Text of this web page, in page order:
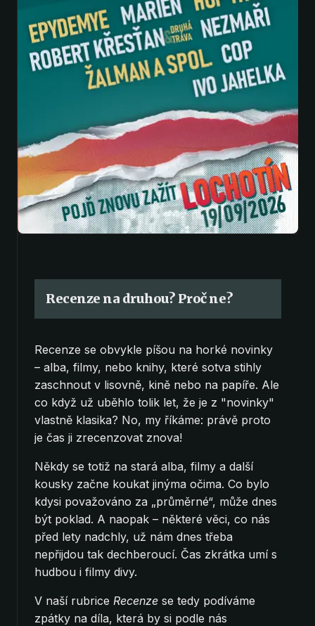
Recenze na druhou? Proč ne?
Recenze se obvykle píšou na horké novinky
– alba, filmy, nebo knihy, které sotva stihly
zaschnout v lisovně, kině nebo na papíře. Ale
co když už uběhlo tolik let, že je z "novinky"
vlastně klasika? No, my říkáme: právě proto
je čas ji zrecenzovat znova!
Někdy se totiž na stará alba, filmy a další
kousky začne koukat jinýma očima. Co bylo
kdysi považováno za „průměrné“, může dnes
být poklad. A naopak – některé věci, co nás
před lety nadchly, už nám dnes třeba
nepřijdou tak dechberoucí. Čas zkrátka umí s
hudbou i filmy divy.
V naší rubrice Recenze se tedy podíváme
zpátky na díla, která by si podle nás